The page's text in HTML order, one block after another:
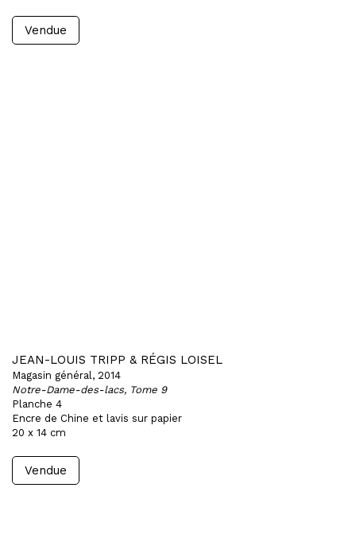
Vendue
JEAN-LOUIS TRIPP & RÉGIS LOISEL
Magasin général, 2014
Notre-Dame-des-lacs, Tome 9
Planche 4
Encre de Chine et lavis sur papier
20 x 14 cm
Vendue